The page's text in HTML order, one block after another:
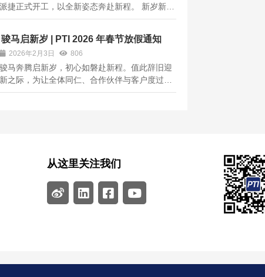
派捷正式开工，以全新姿态奔赴新程。 新岁新
景，初心如磐。新的一年，我们将继续深耕技
户，携手合作伙伴共拓新局。 马踏新程，行稳致
远；同心聚力，基业长兴。祝愿全体同仁与...
骏马启新岁 | PTI 2026 年春节放假通知
2026年2月3日 806
骏马奔腾启新岁，初心如磐赴新程。值此辞旧迎
新之际，为让全体同仁、合作伙伴与客户度过一
个平安、祥和的春节假期，结合国家法定节假日
从这里关注我们